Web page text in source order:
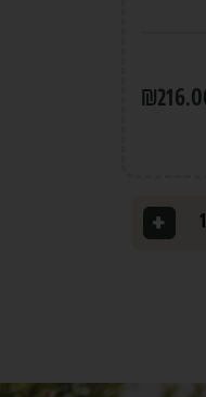
₪
+